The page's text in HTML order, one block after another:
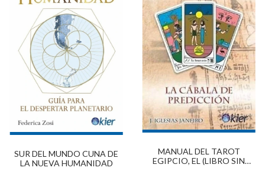
SUR DEL MUNDO CUNA DE
LA NUEVA HUMANIDAD
MANUAL DEL TAROT
EGIPCIO, EL (LIBRO SIN